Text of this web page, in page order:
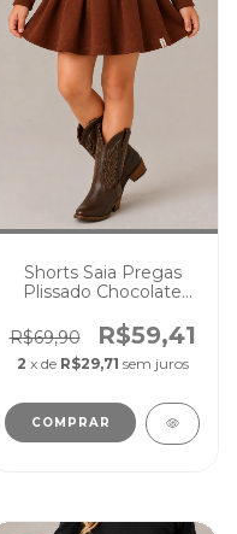
Shorts Saia Pregas
Plissado Chocolate
Cores Lisas
R$69,90 R$59,41
2 x de R$29,71 sem juros
COMPRAR